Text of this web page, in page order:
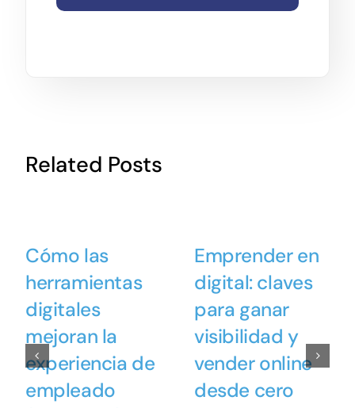
Related Posts
Cómo las
herramientas
digitales
mejoran la
experiencia de
empleado
Emprender en
digital: claves
para ganar
visibilidad y
vender online
desde cero